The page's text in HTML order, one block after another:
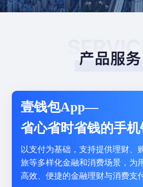
壹钱包App—
省心省时省钱的手机
以支付为基础，支持提供理财、
旅等多样化金融和消费场景，为
高效、便捷的金融理财与消费支